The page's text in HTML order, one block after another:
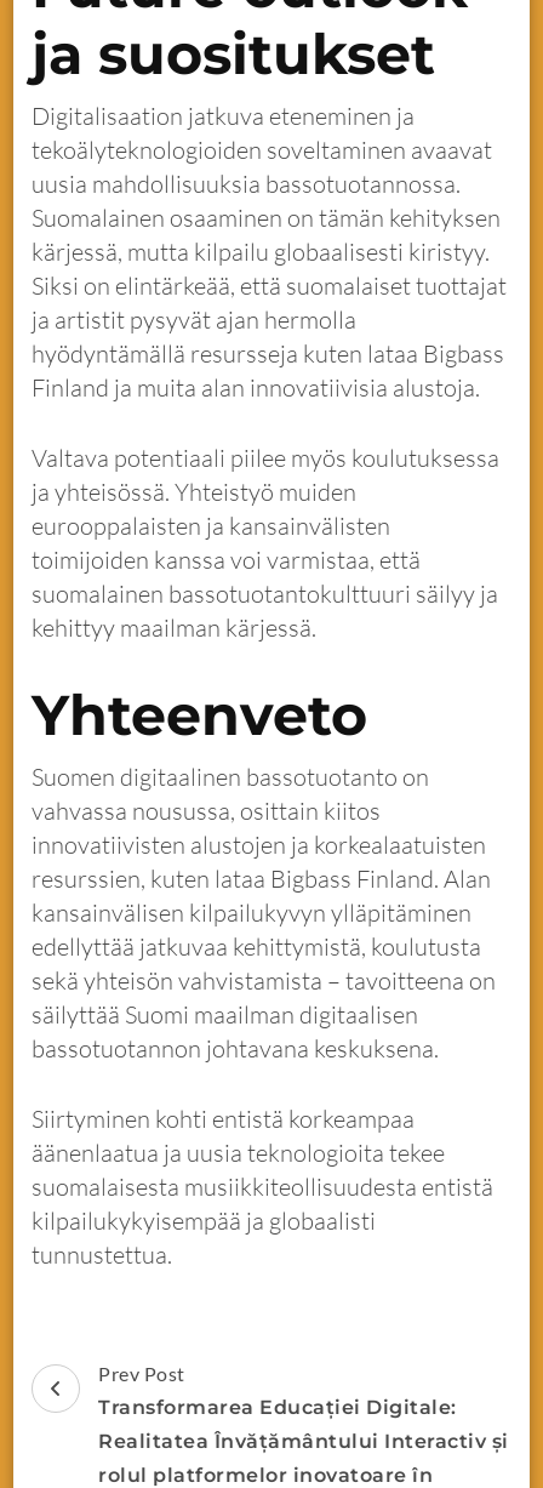
ja suositukset
Digitalisaation jatkuva eteneminen ja
tekoälyteknologioiden soveltaminen avaavat
uusia mahdollisuuksia bassotuotannossa.
Suomalainen osaaminen on tämän kehityksen
kärjessä, mutta kilpailu globaalisesti kiristyy.
Siksi on elintärkeää, että suomalaiset tuottajat
ja artistit pysyvät ajan hermolla
hyödyntämällä resursseja kuten lataa Bigbass
Finland ja muita alan innovatiivisia alustoja.
Valtava potentiaali piilee myös koulutuksessa
ja yhteisössä. Yhteistyö muiden
eurooppalaisten ja kansainvälisten
toimijoiden kanssa voi varmistaa, että
suomalainen bassotuotantokulttuuri säilyy ja
kehittyy maailman kärjessä.
Yhteenveto
Suomen digitaalinen bassotuotanto on
vahvassa nousussa, osittain kiitos
innovatiivisten alustojen ja korkealaatuisten
resurssien, kuten lataa Bigbass Finland. Alan
kansainvälisen kilpailukyvyn ylläpitäminen
edellyttää jatkuvaa kehittymistä, koulutusta
sekä yhteisön vahvistamista – tavoitteena on
säilyttää Suomi maailman digitaalisen
bassotuotannon johtavana keskuksena.
Siirtyminen kohti entistä korkeampaa
äänenlaatua ja uusia teknologioita tekee
suomalaisesta musiikkiteollisuudesta entistä
kilpailukykyisempää ja globaalisti
tunnustettua.
Prev Post
Transformarea Educației Digitale:
Realitatea Învățământului Interactiv și
rolul platformelor inovatoare în